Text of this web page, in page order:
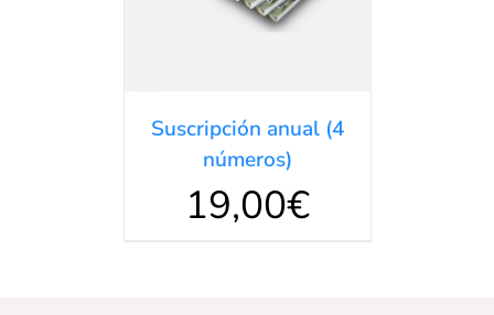
Suscripción anual (4
números)
19,00€